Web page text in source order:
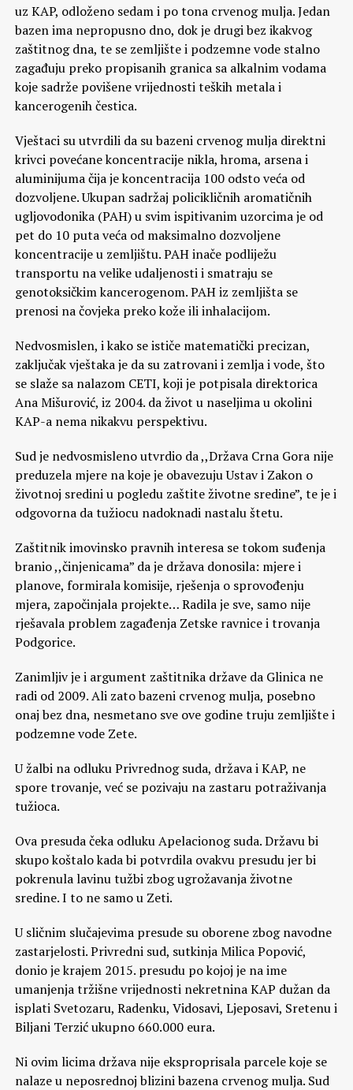
uz KAP, odloženo sedam i po tona crvenog mulja. Jedan
bazen ima nepropusno dno, dok je drugi bez ikakvog
zaštitnog dna, te se zemljište i podzemne vode stalno
zagađuju preko propisanih granica sa alkalnim vodama
koje sadrže povišene vrijednosti teških metala i
kancerogenih čestica.
Vještaci su utvrdili da su bazeni crvenog mulja direktni
krivci povećane koncentracije nikla, hroma, arsena i
aluminijuma čija je koncentracija 100 odsto veća od
dozvoljene. Ukupan sadržaj policikličnih aromatičnih
ugljovodonika (PAH) u svim ispitivanim uzorcima je od
pet do 10 puta veća od maksimalno dozvoljene
koncentracije u zemljištu. PAH inače podliježu
transportu na velike udaljenosti i smatraju se
genotoksičkim kancerogenom. PAH iz zemljišta se
prenosi na čovjeka preko kože ili inhalacijom.
Nedvosmislen, i kako se ističe matematički precizan,
zaključak vještaka je da su zatrovani i zemlja i vode, što
se slaže sa nalazom CETI, koji je potpisala direktorica
Ana Mišurović, iz 2004. da život u naseljima u okolini
KAP-a nema nikakvu perspektivu.
Sud je nedvosmisleno utvrdio da ,,Država Crna Gora nije
preduzela mjere na koje je obavezuju Ustav i Zakon o
životnoj sredini u pogledu zaštite životne sredine”, te je i
odgovorna da tužiocu nadoknadi nastalu štetu.
Zaštitnik imovinsko pravnih interesa se tokom suđenja
branio ,,činjenicama” da je država donosila: mjere i
planove, formirala komisije, rješenja o sprovođenju
mjera, započinjala projekte… Radila je sve, samo nije
rješavala problem zagađenja Zetske ravnice i trovanja
Podgorice.
Zanimljiv je i argument zaštitnika države da Glinica ne
radi od 2009. Ali zato bazeni crvenog mulja, posebno
onaj bez dna, nesmetano sve ove godine truju zemljište i
podzemne vode Zete.
U žalbi na odluku Privrednog suda, država i KAP, ne
spore trovanje, već se pozivaju na zastaru potraživanja
tužioca.
Ova presuda čeka odluku Apelacionog suda. Državu bi
skupo koštalo kada bi potvrdila ovakvu presudu jer bi
pokrenula lavinu tužbi zbog ugrožavanja životne
sredine. I to ne samo u Zeti.
U sličnim slučajevima presude su oborene zbog navodne
zastarjelosti. Privredni sud, sutkinja Milica Popović,
donio je krajem 2015. presudu po kojoj je na ime
umanjenja tržišne vrijednosti nekretnina KAP dužan da
isplati Svetozaru, Radenku, Vidosavi, Ljeposavi, Sretenu i
Biljani Terzić ukupno 660.000 eura.
Ni ovim licima država nije eksproprisala parcele koje se
nalaze u neposrednoj blizini bazena crvenog mulja. Sud